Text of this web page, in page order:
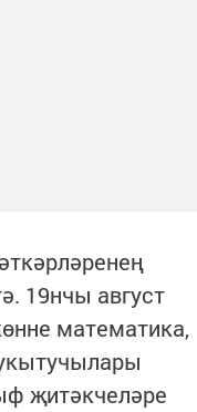
19нчы август
математика,
җитәкчеләре